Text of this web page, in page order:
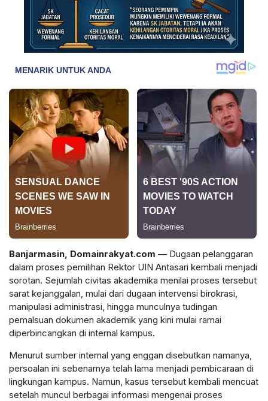
Banjarmasin, Domainrakyat.com — Dugaan pelanggaran
dalam proses pemilihan Rektor UIN Antasari kembali menjadi
sorotan. Sejumlah civitas akademika menilai proses tersebut
sarat kejanggalan, mulai dari dugaan intervensi birokrasi,
manipulasi administrasi, hingga munculnya tudingan
pemalsuan dokumen akademik yang kini mulai ramai
diperbincangkan di internal kampus.
Menurut sumber internal yang enggan disebutkan namanya,
persoalan ini sebenarnya telah lama menjadi pembicaraan di
lingkungan kampus. Namun, kasus tersebut kembali mencuat
setelah muncul berbagai informasi mengenai proses